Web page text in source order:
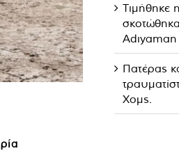
Τιμήθηκε
Πατέρας
Χομς.